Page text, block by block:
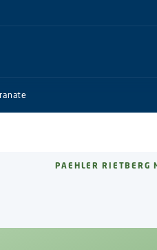
PAEHLER RIETBERG